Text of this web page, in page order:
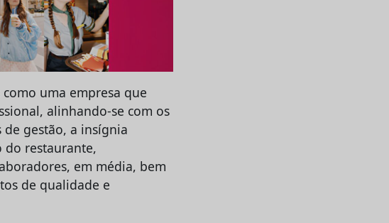
uma empresa que
alinhando-se com os
de gestão, a insígnia
do restaurante,
em média, bem
de qualidade e